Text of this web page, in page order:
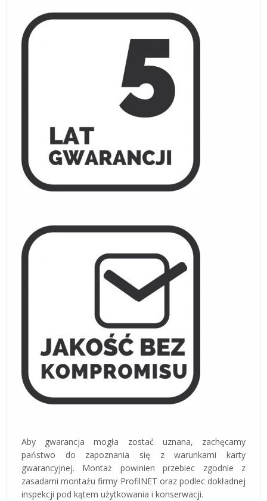
Aby gwarancja mogła zostać uznana, zachęcamy
państwo do zapoznania się z warunkami karty
gwarancyjnej. Montaż powinien przebiec zgodnie z
zasadami montażu firmy ProfilNET oraz podlec dokładnej
inspekcji pod kątem użytkowania i konserwacji.